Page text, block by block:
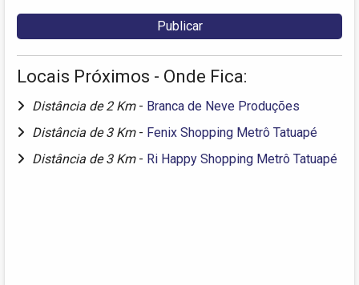
Locais Próximos - Onde Fica:
Distância de 2 Km - Branca de Neve Produções
Distância de 3 Km - Fenix Shopping Metrô Tatuapé
Distância de 3 Km - Ri Happy Shopping Metrô Tatuapé